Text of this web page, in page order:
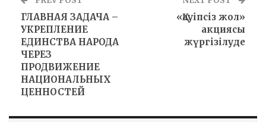
ГЛАВНАЯ ЗАДАЧА –
УКРЕПЛЕНИЕ
ЕДИНСТВА НАРОДА
ЧЕРЕЗ
ПРОДВИЖЕНИЕ
НАЦИОНАЛЬНЫХ
ЦЕННОСТЕЙ
«Қауіпсіз жол»
акциясы
жүргізілуде